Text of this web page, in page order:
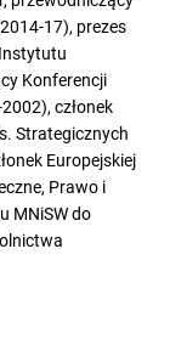
17), prezes
Konferencji
członek
Strategicznych
Europejskiej
Prawo i
MNiSW do